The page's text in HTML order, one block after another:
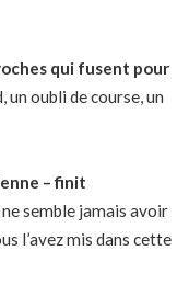
qui fusent pour
un oubli de course, un
– finit
ne semble jamais avoir
l’avez mis dans cette